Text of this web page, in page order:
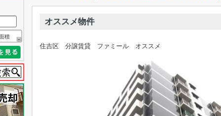
オススメ物件
住吉区 分譲賃貸 ファミール オススメ
積